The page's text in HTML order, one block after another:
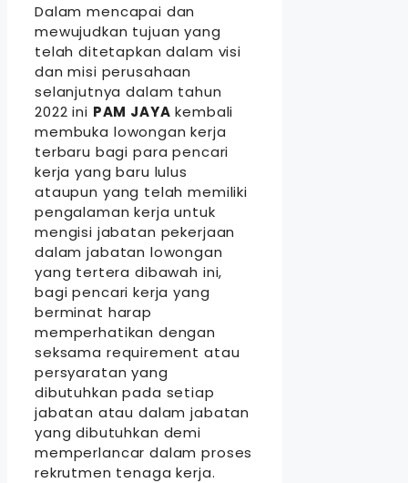
Dalam mencapai dan
mewujudkan tujuan yang
telah ditetapkan dalam visi
dan misi perusahaan
selanjutnya dalam tahun
2022 ini PAM JAYA kembali
membuka lowongan kerja
terbaru bagi para pencari
kerja yang baru lulus
ataupun yang telah memiliki
pengalaman kerja untuk
mengisi jabatan pekerjaan
dalam jabatan lowongan
yang tertera dibawah ini,
bagi pencari kerja yang
berminat harap
memperhatikan dengan
seksama requirement atau
persyaratan yang
dibutuhkan pada setiap
jabatan atau dalam jabatan
yang dibutuhkan demi
memperlancar dalam proses
rekrutmen tenaga kerja.